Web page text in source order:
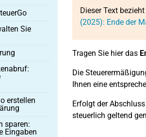
Dieser Text
(2025): Ende der
Tragen Sie hier das
Die
Ihnen eine
Erfolgt der
steuerlich geltend
Sie
erstellen
sparen:
Eingaben